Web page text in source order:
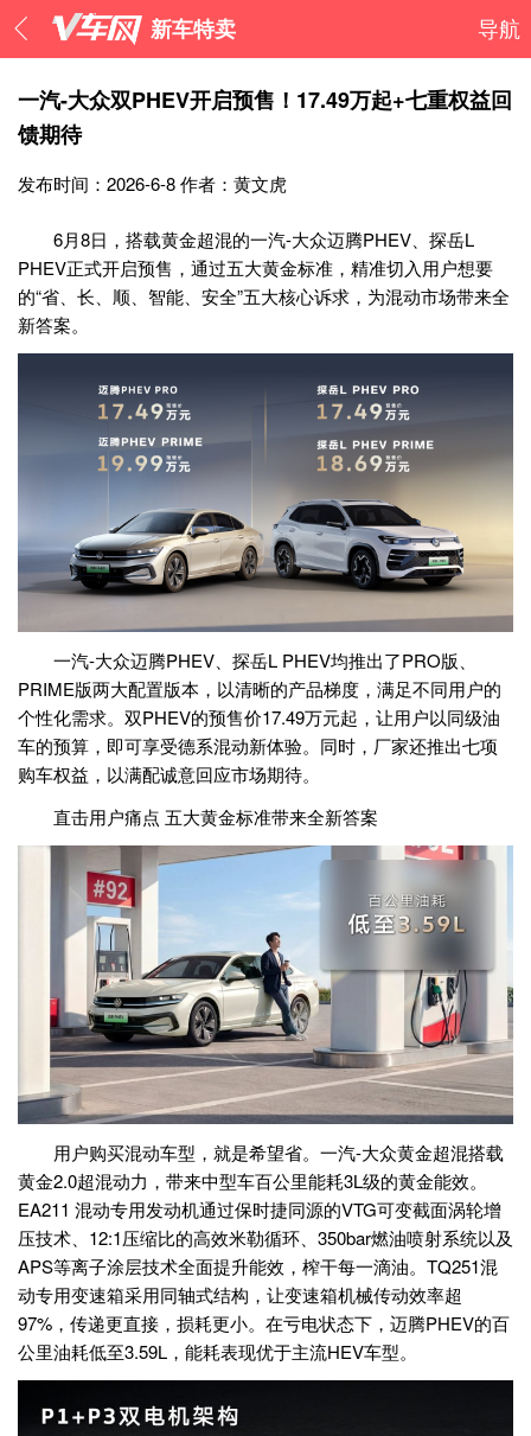
新车特卖 导航
一汽-大众双PHEV开启预售！17.49万起+七重权益回
馈期待
发布时间：2026-6-8作者：黄文虎
6月8日，搭载黄金超混的一汽-大众迈腾PHEV、探岳L
PHEV正式开启预售，通过五大黄金标准，精准切入用户想要
的“省、长、顺、智能、安全”五大核心诉求，为混动市场带来全
新答案。
一汽-大众迈腾PHEV、探岳L PHEV均推出了PRO版、
PRIME版两大配置版本，以清晰的产品梯度，满足不同用户的
个性化需求。双PHEV的预售价17.49万元起，让用户以同级油
车的预算，即可享受德系混动新体验。同时，厂家还推出七项
购车权益，以满配诚意回应市场期待。
直击用户痛点 五大黄金标准带来全新答案
用户购买混动车型，就是希望省。一汽-大众黄金超混搭载
黄金2.0超混动力，带来中型车百公里能耗3L级的黄金能效。
EA211 混动专用发动机通过保时捷同源的VTG可变截面涡轮增
压技术、12:1压缩比的高效米勒循环、350bar燃油喷射系统以及
APS等离子涂层技术全面提升能效，榨干每一滴油。TQ251混
动专用变速箱采用同轴式结构，让变速箱机械传动效率超
97%，传递更直接，损耗更小。在亏电状态下，迈腾PHEV的百
公里油耗低至3.59L，能耗表现优于主流HEV车型。